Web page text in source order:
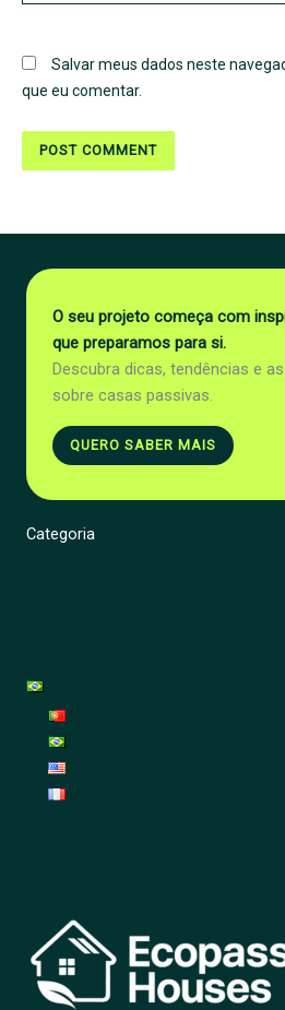
Salvar meus dados neste
que eu comentar.
O seu projeto começa com
que preparamos para si.
Descubra dicas, tendências e
sobre casas passivas.
QUERO SABER MAIS
Categoria